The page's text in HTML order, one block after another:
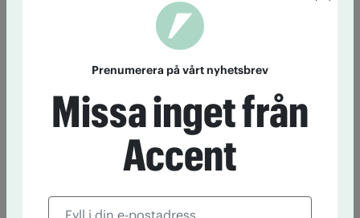
Prenumerera på vårt nyhetsbrev
Missa inget från
Accent